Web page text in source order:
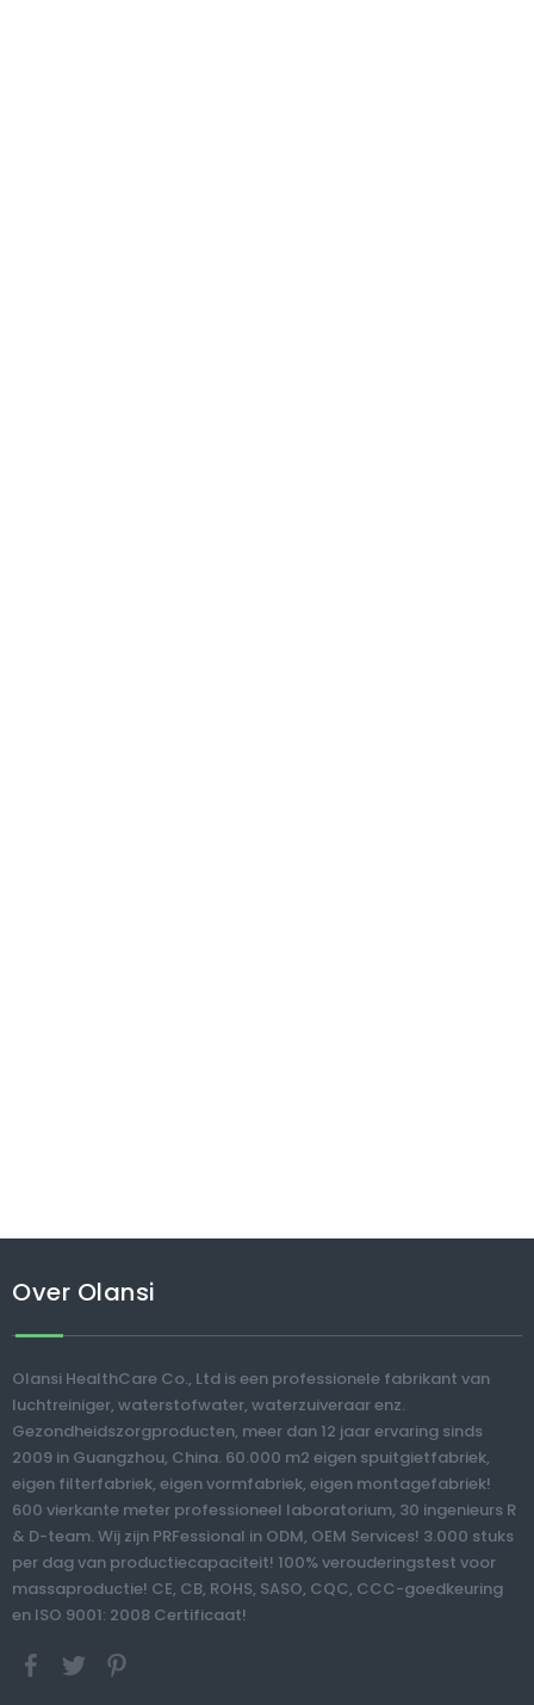
Over Olansi
Olansi HealthCare Co., Ltd is een professionele fabrikant van
luchtreiniger, waterstofwater, waterzuiveraar enz.
Gezondheidszorgproducten, meer dan 12 jaar ervaring sinds
2009 in Guangzhou, China. 60.000 m2 eigen spuitgietfabriek,
eigen filterfabriek, eigen vormfabriek, eigen montagefabriek!
600 vierkante meter professioneel laboratorium, 30 ingenieurs R
& D-team. Wij zijn PRFessional in ODM, OEM Services! 3.000 stuks
per dag van productiecapaciteit! 100% verouderingstest voor
massaproductie! CE, CB, ROHS, SASO, CQC, CCC-goedkeuring
en ISO 9001: 2008 Certificaat!